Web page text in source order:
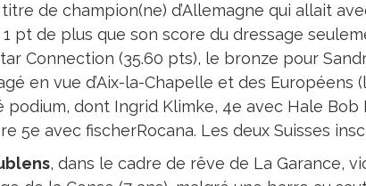
de champion(ne) d’Allemagne qui allait
pt de plus que son score du dressage
Connection (35.60 pts), le bronze pour
en vue d’Aix-la-Chapelle et des Européens
podium, dont Ingrid Klimke, 4e avec Hale
5e avec fischerRocana. Les deux Suisses
, dans le cadre de rêve de La Garance,